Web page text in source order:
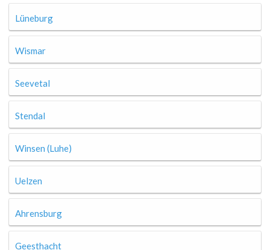
Lüneburg
Wismar
Seevetal
Stendal
Winsen (Luhe)
Uelzen
Ahrensburg
Geesthacht